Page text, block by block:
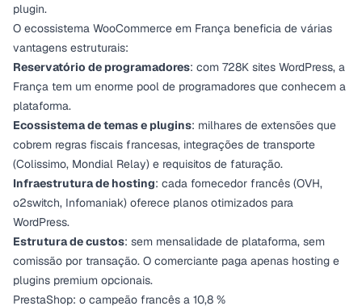
plugin.
O ecossistema WooCommerce em França beneficia de várias
vantagens estruturais:
Reservatório de programadores: com 728K sites WordPress, a
França tem um enorme pool de programadores que conhecem a
plataforma.
Ecossistema de temas e plugins: milhares de extensões que
cobrem regras fiscais francesas, integrações de transporte
(Colissimo, Mondial Relay) e requisitos de faturação.
Infraestrutura de hosting: cada fornecedor francês (OVH,
o2switch, Infomaniak) oferece planos otimizados para
WordPress.
Estrutura de custos: sem mensalidade de plataforma, sem
comissão por transação. O comerciante paga apenas hosting e
plugins premium opcionais.
PrestaShop: o campeão francês a 10,8 %